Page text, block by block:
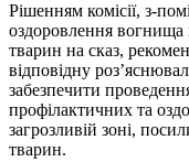
Рішенням комісії, з-
оздоровлення вогнища
тварин на сказ,
відповідну
забезпечити
профілактичних та
загрозливій зоні,
тварин.